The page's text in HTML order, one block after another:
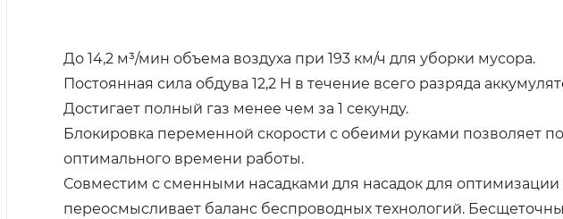
До 14,2 м³/мин объема воздуха при 193 км/ч для уборки мусора.
Постоянная сила обдува 12,2 Н в течение всего разряда
Достигает полный газ менее чем за 1 секунду.
Блокировка переменной скорости с обеими руками позволяет
оптимального времени работы.
Совместим с сменными насадками для насадок для
переосмысливает баланс беспроводных технологий.